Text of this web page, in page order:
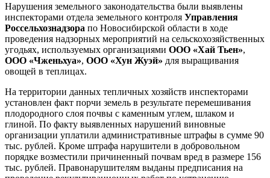
Нарушения земельного законодательства были выявлены
инспекторами отдела земельного контроля Управления
Россельхознадзора по Новосибирской области в ходе
проведения надзорных мероприятий на сельскохозяйственных
угодьях, используемых организациями ООО «Хай Тьен»,
ООО «Чженьхуа», ООО «Хун Жуэй» для выращивания
овощей в теплицах.
На территории данных тепличных хозяйств инспекторами
установлен факт порчи земель в результате перемешивания
плодородного слоя почвы с каменным углем, шлаком и
глиной. По факту выявленных нарушений виновные
организации уплатили административные штрафы в сумме 90
тыс. рублей. Кроме штрафа нарушители в добровольном
порядке возместили причиненный почвам вред в размере 156
тыс. рублей. Правонарушителям выданы предписания на